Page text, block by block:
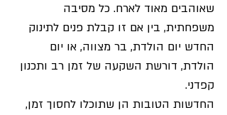
שאוהבים מאוד לארח. כל מסיבה
משפחתית, בין אם זו קבלת פנים לתינוק
החדש יום הולדת, בר מצווה, או יום
הולדת, דורשת השקעה של זמן רב ותכנון
קפדני.
החדשות הטובות הן שתוכלו לחסוך זמן,